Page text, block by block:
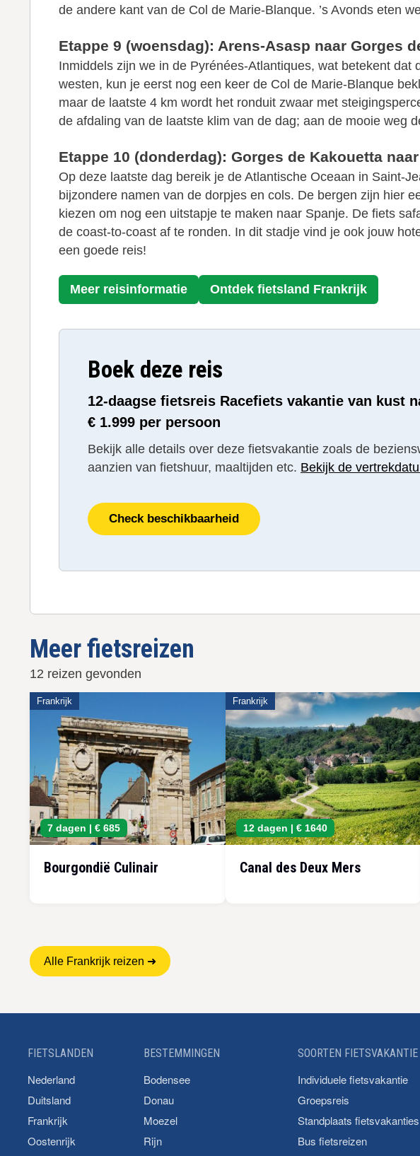
de andere kant van de Col de Marie-Blanque. ’s Avonds eten
Etappe 9 (woensdag): Arens-Asasp naar Gorges
Inmiddels zijn we in de Pyrénées-Atlantiques, wat betekent
westen, kun je eerst nog een keer de Col de Marie-Blanque
maar de laatste 4 km wordt het ronduit zwaar met
de afdaling van de laatste klim van de dag; aan de mooie weg
Etappe 10 (donderdag): Gorges de Kakouetta
Op deze laatste dag bereik je de Atlantische Oceaan in Saint-
bijzondere namen van de dorpjes en cols. De bergen zijn hier
kiezen om nog een uitstapje te maken naar Spanje. De fiets
de coast-to-coast af te ronden. In dit stadje vind je ook jouw
een goede reis!
Meer reisinformatie Ontdek fietsland Frankrijk
Boek deze reis
12-daagse fietsreis Racefiets vakantie van kust
€ 1.999 per persoon
Bekijk alle details over deze fietsvakantie zoals de
aanzien van fietshuur, maaltijden etc. Bekijk de
Check beschikbaarheid
Meer fietsreizen
12 reizen gevonden
7 dagen | € 685
Bourgondië Culinair
Frankrijk
12 dagen |€ 1640
Canal des Deux Mers
Frankrijk
Alle Frankrijk reizen ➜
FIETSLANDEN
Nederland
Duitsland
Frankrijk
Oostenrijk
BESTEMMINGEN
Bodensee
Donau
Moezel
Rijn
SOORTEN FIETSVAKANTIE
Individuele fietsvakantie
Groepsreis
Standplaats fietsvakanties
Bus fietsreizen